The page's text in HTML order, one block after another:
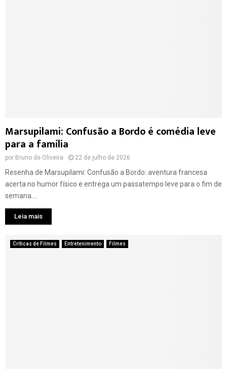
Marsupilami: Confusão a Bordo é comédia leve
para a família
por Bruno de Oliveira 22 de julho de 2026
Resenha de Marsupilami: Confusão a Bordo: aventura francesa
acerta no humor físico e entrega um passatempo leve para o fim de
semana....
Leia mais
Críticas de Filmes Entretenimento Filmes